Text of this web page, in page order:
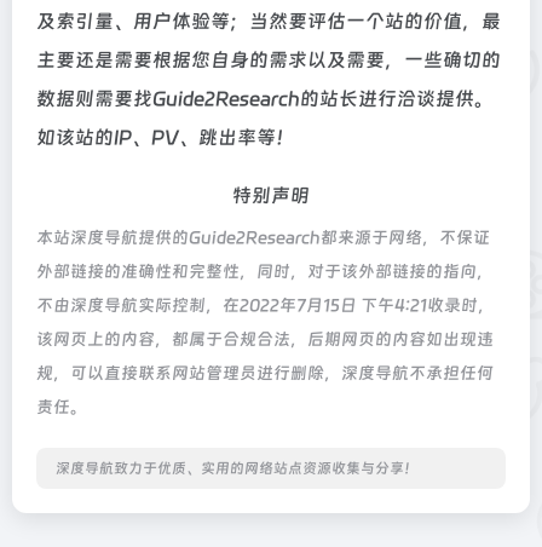
及索引量、用户体验等；当然要评估一个站的价值，最
主要还是需要根据您自身的需求以及需要，一些确切的
数据则需要找Guide2Research的站长进行洽谈提供。
如该站的IP、PV、跳出率等！
特别声明
本站深度导航提供的Guide2Research都来源于网络，不保证
外部链接的准确性和完整性，同时，对于该外部链接的指向，
不由深度导航实际控制，在2022年7月15日 下午4:21收录时，
该网页上的内容，都属于合规合法，后期网页的内容如出现违
规，可以直接联系网站管理员进行删除，深度导航不承担任何
责任。
深度导航致力于优质、实用的网络站点资源收集与分享！